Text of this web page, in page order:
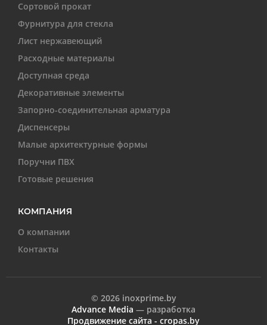
Сортовой прокат
Фурнитура для стекла
Лист нержавеющий
Расходные материалы
Доступная среда
Декоративные элементы
Запорно-соединительная арматура
Диспенсеры
Малые архитектурные формы
Поручни ПВХ
Готовые решения
КОМПАНИЯ
О компании
Контакты
© 2026 inoxprime.by
Advance Media — разработка
Продвижение сайта - cropas.by